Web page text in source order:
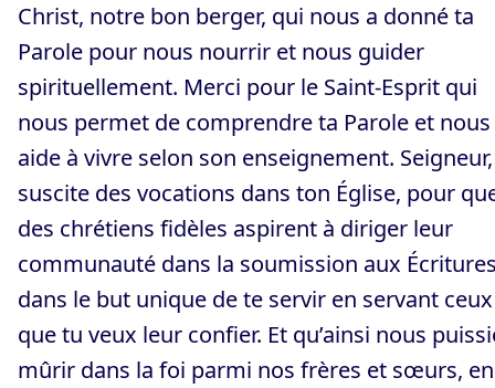
Christ, notre bon berger, qui nous a donné ta
Parole pour nous nourrir et nous guider
spirituellement. Merci pour le Saint-Esprit qui
nous permet de comprendre ta Parole et nous
aide à vivre selon son enseignement. Seigneur,
suscite des vocations dans ton Église, pour
des chrétiens fidèles aspirent à diriger leur
communauté dans la soumission aux
dans le but unique de te servir en servant ceux
que tu veux leur confier. Et qu’ainsi nous
mûrir dans la foi parmi nos frères et sœurs, en